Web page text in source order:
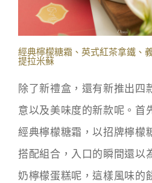
經典檸檬糖霜、英式紅茶拿鐵、
提拉米蘇
除了新禮盒，還有新推出四
意以及美味度的新款呢。首
經典檸檬糖霜，以招牌檸檬
搭配組合，入口的瞬間還以
奶檸檬蛋糕呢，這樣風味的